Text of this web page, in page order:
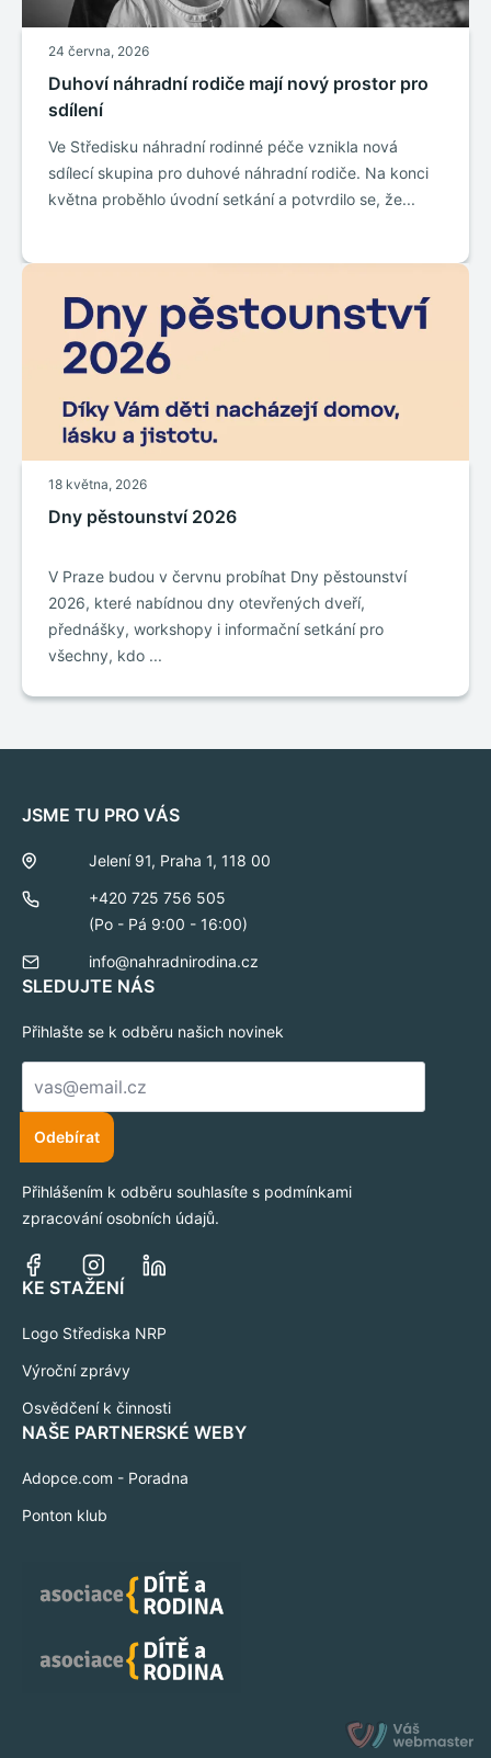
24 června, 2026
Duhoví náhradní rodiče mají nový prostor pro
sdílení
Ve Středisku náhradní rodinné péče vznikla nová
sdílecí skupina pro duhové náhradní rodiče. Na konci
května proběhlo úvodní setkání a potvrdilo se, že...
18 května, 2026
Dny pěstounství 2026
V Praze budou v červnu probíhat Dny pěstounství
2026, které nabídnou dny otevřených dveří,
přednášky, workshopy i informační setkání pro
všechny, kdo ...
JSME TU PRO VÁS
Jelení 91, Praha 1, 118 00
+420 725 756 505
(Po - Pá 9:00 - 16:00)
info@nahradnirodina.cz
SLEDUJTE NÁS
Přihlašte se k odběru našich novinek
E-
mail
Odebírat
Přihlášením k odběru souhlasíte s podmínkami
zpracování osobních údajů.
KE STAŽENÍ
Logo Střediska NRP
Výroční zprávy
Osvědčení k činnosti
NAŠE PARTNERSKÉ WEBY
Adopce.com - Poradna
Ponton klub